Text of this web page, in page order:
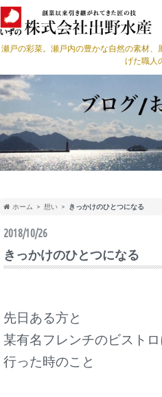
瀬戸の彩菜。瀬戸内の豊かな自然の素材
げた職人
ホーム 想い きっかけのひとつになる
2018/10/26
きっかけのひとつになる
先日ある方と
某有名フレンチのビストロ
行った時のこと